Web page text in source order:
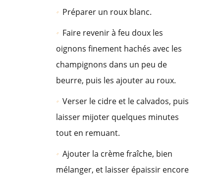
Préparer un roux blanc.
Faire revenir à feu doux les
oignons finement hachés avec les
champignons dans un peu de
beurre, puis les ajouter au roux.
Verser le cidre et le calvados, puis
laisser mijoter quelques minutes
tout en remuant.
Ajouter la crème fraîche, bien
mélanger, et laisser épaissir encore